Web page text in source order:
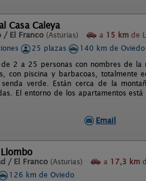
Casa Caleya
/ El Franco (Asturias) a 15 km de
25 plazas
140 km de Oviedo
2 a 25 personas con nombres de la
con piscina y barbacoas, totalmente
verde. Están cerca de la
El entorno de los apartamentos
Email
/ El Franco (Asturias) a 17,3 km
126 km de Oviedo